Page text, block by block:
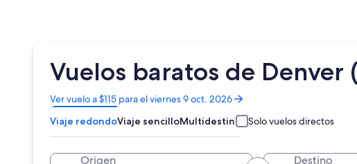
Vuelos baratos de Denver
Ver vuelo a $115 para el viernes 9 oct. 2026
Se
abrirá
en
una
ventana
Viaje redondoViaje sencilloMultidestino Solo vuelos directos
Origen Destino